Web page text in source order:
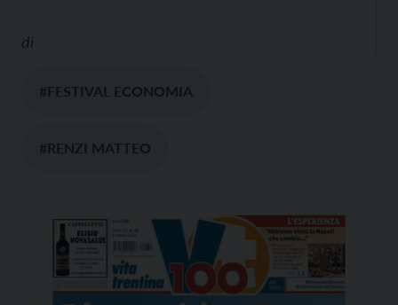
di
#FESTIVAL ECONOMIA
#RENZI MATTEO